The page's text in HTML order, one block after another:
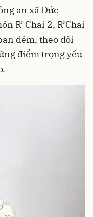
an xã Đức
R’ Chai 2, R’Chai
đêm, theo dõi
điểm trọng yếu